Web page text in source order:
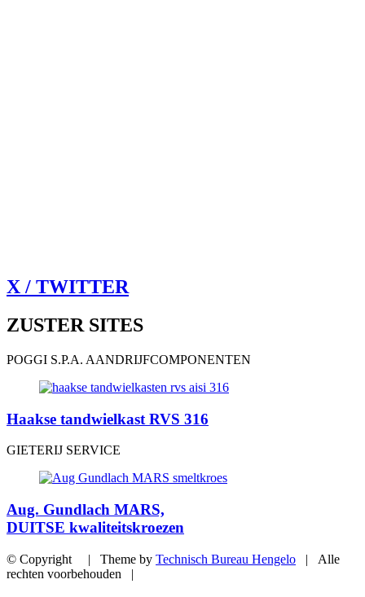
X / TWITTER
ZUSTER SITES
POGGI S.P.A. AANDRIJFCOMPONENTEN
Haakse tandwielkast RVS 316
GIETERIJ SERVICE
Aug. Gundlach MARS,
DUITSE kwaliteitskroezen
© Copyright | Theme by Technisch Bureau Hengelo | Alle
rechten voorbehouden |